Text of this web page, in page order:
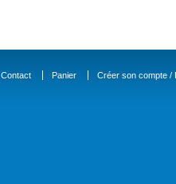
Contact Panier Créer son compte /